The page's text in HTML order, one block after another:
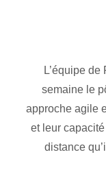
L’équipe
semaine le
approche agile
et leur
distance